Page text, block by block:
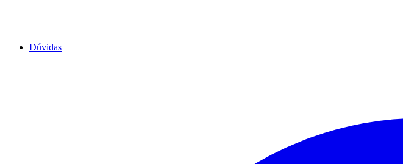
Dúvidas